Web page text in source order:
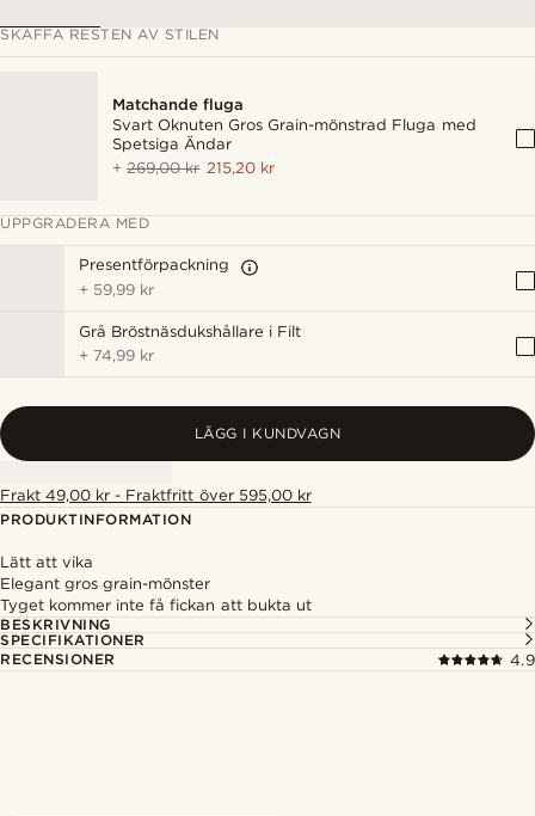
SKAFFA RESTEN AV STILEN
Matchande fluga
Svart Oknuten Gros Grain-mönstrad Fluga med
Spetsiga Ändar
+269,00 kr 215,20 kr
UPPGRADERA MED
Presentförpackning
+ 59,99 kr
Grå Bröstnäsdukshållare i Filt
+ 74,99 kr
LÄGG I KUNDVAGN
Frakt 49,00 kr - Fraktfritt över 595,00 kr
PRODUKTINFORMATION
Lätt att vika
Elegant gros grain-mönster
Tyget kommer inte få fickan att bukta ut
BESKRIVNING
SPECIFIKATIONER
RECENSIONER
4.9